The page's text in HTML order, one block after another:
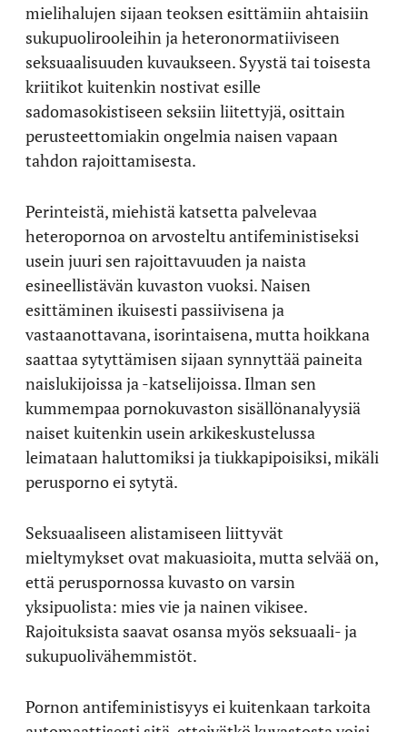
mielihalujen sijaan teoksen esittämiin ahtaisiin
sukupuolirooleihin ja heteronormatiiviseen
seksuaalisuuden kuvaukseen. Syystä tai toisesta
kriitikot kuitenkin nostivat esille
sadomasokistiseen seksiin liitettyjä, osittain
perusteettomiakin ongelmia naisen vapaan
tahdon rajoittamisesta.
Perinteistä, miehistä katsetta palvelevaa
heteropornoa on arvosteltu antifeministiseksi
usein juuri sen rajoittavuuden ja naista
esineellistävän kuvaston vuoksi. Naisen
esittäminen ikuisesti passiivisena ja
vastaanottavana, isorintaisena, mutta hoikkana
saattaa sytyttämisen sijaan synnyttää paineita
naislukijoissa ja -katselijoissa. Ilman sen
kummempaa pornokuvaston sisällönanalyysiä
naiset kuitenkin usein arkikeskustelussa
leimataan haluttomiksi ja tiukkapipoisiksi, mikäli
perusporno ei sytytä.
Seksuaaliseen alistamiseen liittyvät
mieltymykset ovat makuasioita, mutta selvää on,
että peruspornossa kuvasto on varsin
yksipuolista: mies vie ja nainen vikisee.
Rajoituksista saavat osansa myös seksuaali- ja
sukupuolivähemmistöt.
Pornon antifeministisyys ei kuitenkaan tarkoita